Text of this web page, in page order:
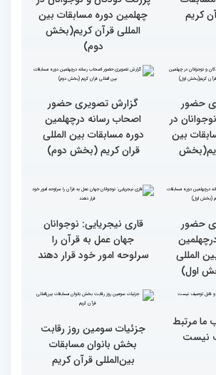
دوره
قرآن
جماران
مردم مفاهیم و تعالیم قرآن
رقابت
کریم
پررنگ کودکان و نوجوانان در
چهلمین دوره مسابقات بین
المللی قرآن کریم(بخش
دوم)
حضور
بین
گزارش تصویری حضور
اصحاب رسانه درچهلمین
دوره مسابقات بین المللی
قران کریم (بخش دوم)